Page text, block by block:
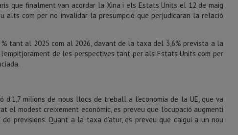
que finalment van acordar la Xina i els Estats Units el 12 de maig
alts com per no invalidar la presumpció que perjudicaran la relació
tant al 2025 com al 2026, davant de la taxa del 3,6% prevista a la
de les perspectives tant per als Estats Units com per
milions de nous llocs de treball a l’economia de la UE, que va
modest creixement econòmic, es preveu que l’ocupació augmenti
previsions. Quant a la taxa d’atur, es preveu que caigui a un nou